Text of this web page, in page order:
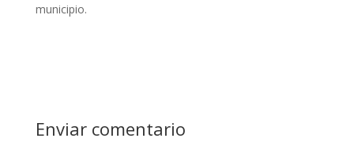
municipio.
Enviar comentario